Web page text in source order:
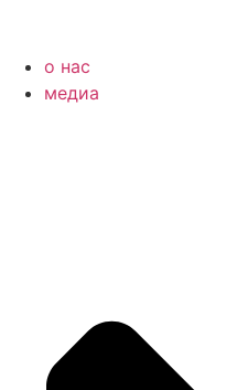
содержимому
o нас
медиа